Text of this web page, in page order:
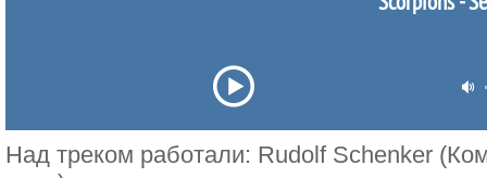
Над треком работали: Rudolf Schenker